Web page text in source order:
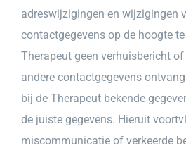
adreswijzigingen en wijzigingen
contactgegevens op de hoogte
Therapeut geen verhuisbericht
andere contactgegevens
bij de Therapeut bekende
de juiste gegevens. Hieruit
miscommunicatie of verkeerde